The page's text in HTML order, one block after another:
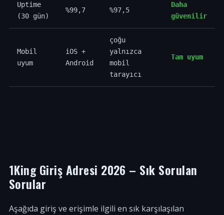
Uptime
(30 gün)
%99,7 %97,5
Daha
güvenilir
Mobil
uyum
iOS +
Android
çoğu
yalnızca
mobil
tarayıcı
Tam uyum
1King Giriş Adresi 2026 – Sık Sorulan
Sorular
Aşağıda giriş ve erişimle ilgili en sık karşılaşılan